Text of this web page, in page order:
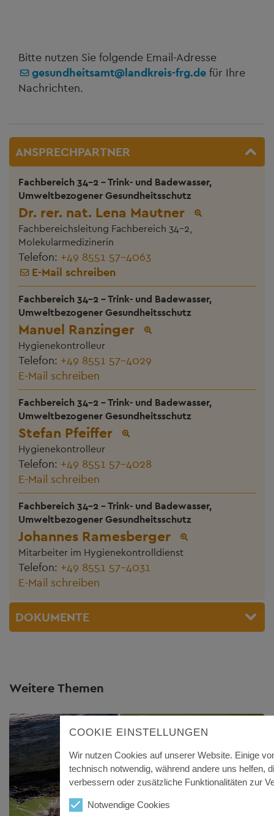
Bitte nutzen Sie folgende Email-Adresse
gesundheitsamt@landkreis-frg.de für Ihre
Nachrichten.
ANSPRECHPARTNER
Fachbereich 34-2 - Trink- und Badewasser,
Umweltbezogener Gesundheitsschutz
Dr. rer. nat. Lena Mautner
Fachbereichsleitung Fachbereich 34-2,
Molekularmedizinerin
Telefon: +49 8551 57-4063
E-Mail schreiben
Fachbereich 34-2 - Trink- und Badewasser,
Umweltbezogener Gesundheitsschutz
Manuel Ranzinger
Hygienekontrolleur
Telefon: +49 8551 57-4029
E-Mail schreiben
Fachbereich 34-2 - Trink- und Badewasser,
Umweltbezogener Gesundheitsschutz
Stefan Pfeiffer
Hygienekontrolleur
Telefon: +49 8551 57-4028
E-Mail schreiben
Fachbereich 34-2 - Trink- und Badewasser,
Umweltbezogener Gesundheitsschutz
Johannes Ramesberger
Mitarbeiter im Hygienekontrolldienst
Telefon: +49 8551 57-4031
E-Mail schreiben
DOKUMENTE
Weitere Themen
COOKIE EINSTELLUNGEN
Wir nutzen Cookies auf unserer Website. Einige
technisch notwendig, während andere uns helfen,
verbessern oder zusätzliche Funktionalitäten zur
Notwendige Cookies